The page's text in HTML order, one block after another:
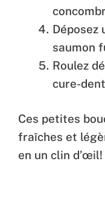
Déposez
saumon
Roulez
cure-
Ces petites
fraîches et
en un clin